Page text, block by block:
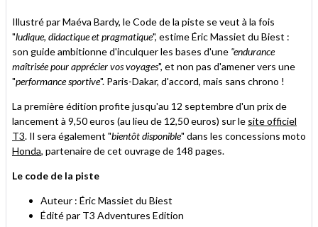
Illustré par Maéva Bardy, le Code de la piste se veut à la fois
"ludique, didactique et pragmatique", estime Éric Massiet du Biest :
son guide ambitionne d'inculquer les bases d'une "endurance
maîtrisée pour apprécier vos voyages", et non pas d'amener vers une
"performance sportive". Paris-Dakar, d'accord, mais sans chrono !
La première édition profite jusqu'au 12 septembre d'un prix de
lancement à 9,50 euros (au lieu de 12,50 euros) sur le site officiel
T3. Il sera également "bientôt disponible" dans les concessions moto
Honda, partenaire de cet ouvrage de 148 pages.
Le code de la piste
Auteur : Éric Massiet du Biest
Édité par T3 Adventures Edition